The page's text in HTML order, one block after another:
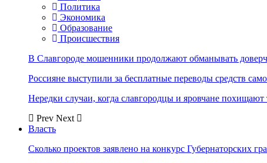
Политика
Экономика
Образование
Происшествия
В Славгороде мошенники продолжают обманывать
Россияне выступили за бесплатные переводы средств
Нередки случаи, когда славгородцы и яровчане
Prev Next
Власть
Сколько проектов заявлено на конкурс Губернаторских